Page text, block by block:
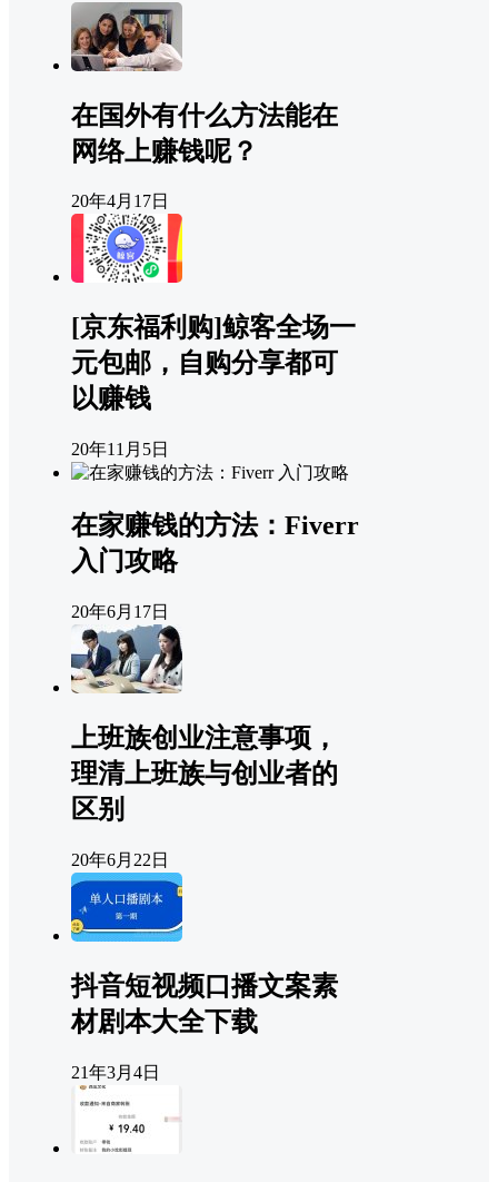
在国外有什么方法能在
网络上赚钱呢？
20年4月17日
[京东福利购]鲸客全场一
元包邮，自购分享都可
以赚钱
20年11月5日
在家赚钱的方法：Fiverr
入门攻略
20年6月17日
上班族创业注意事项，
理清上班族与创业者的
区别
20年6月22日
抖音短视频口播文案素
材剧本大全下载
21年3月4日